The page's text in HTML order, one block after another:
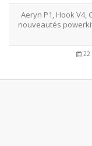
Aeryn P1, Hook V4,
nouveautés
22